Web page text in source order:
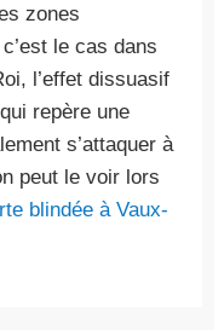
zones
le cas dans
l’effet dissuasif
repère une
s’attaquer à
peut le voir lors
blindée à Vaux-